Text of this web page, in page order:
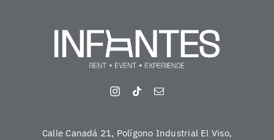
Calle Canadá 21, Polígono Industrial El Viso,